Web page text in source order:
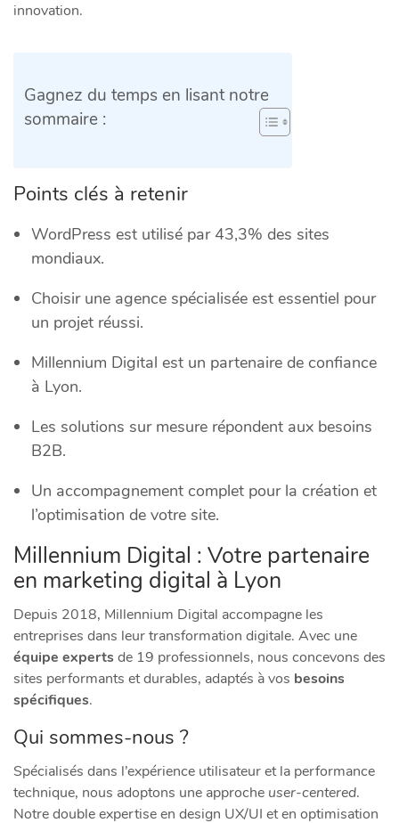
innovation.
Gagnez du temps en lisant notre
sommaire :
Points clés à retenir
WordPress est utilisé par 43,3% des sites
mondiaux.
Choisir une agence spécialisée est essentiel pour
un projet réussi.
Millennium Digital est un partenaire de confiance
à Lyon.
Les solutions sur mesure répondent aux besoins
B2B.
Un accompagnement complet pour la création et
l’optimisation de votre site.
Millennium Digital : Votre partenaire
en marketing digital à Lyon
Depuis 2018, Millennium Digital accompagne les
entreprises dans leur transformation digitale. Avec une
équipe expertsde 19 professionnels, nous concevons des
sites performants et durables, adaptés à vos besoins
spécifiques.
Qui sommes-nous ?
Spécialisés dans l’expérience utilisateur et la performance
technique, nous adoptons une approche user-centered.
Notre double expertise en design UX/UI et en optimisation